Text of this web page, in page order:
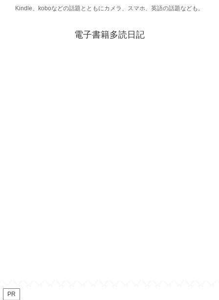
Kindle、koboなどの話題とともにカメラ、スマホ、英語の話題なども。
電子書籍多読日記
PR